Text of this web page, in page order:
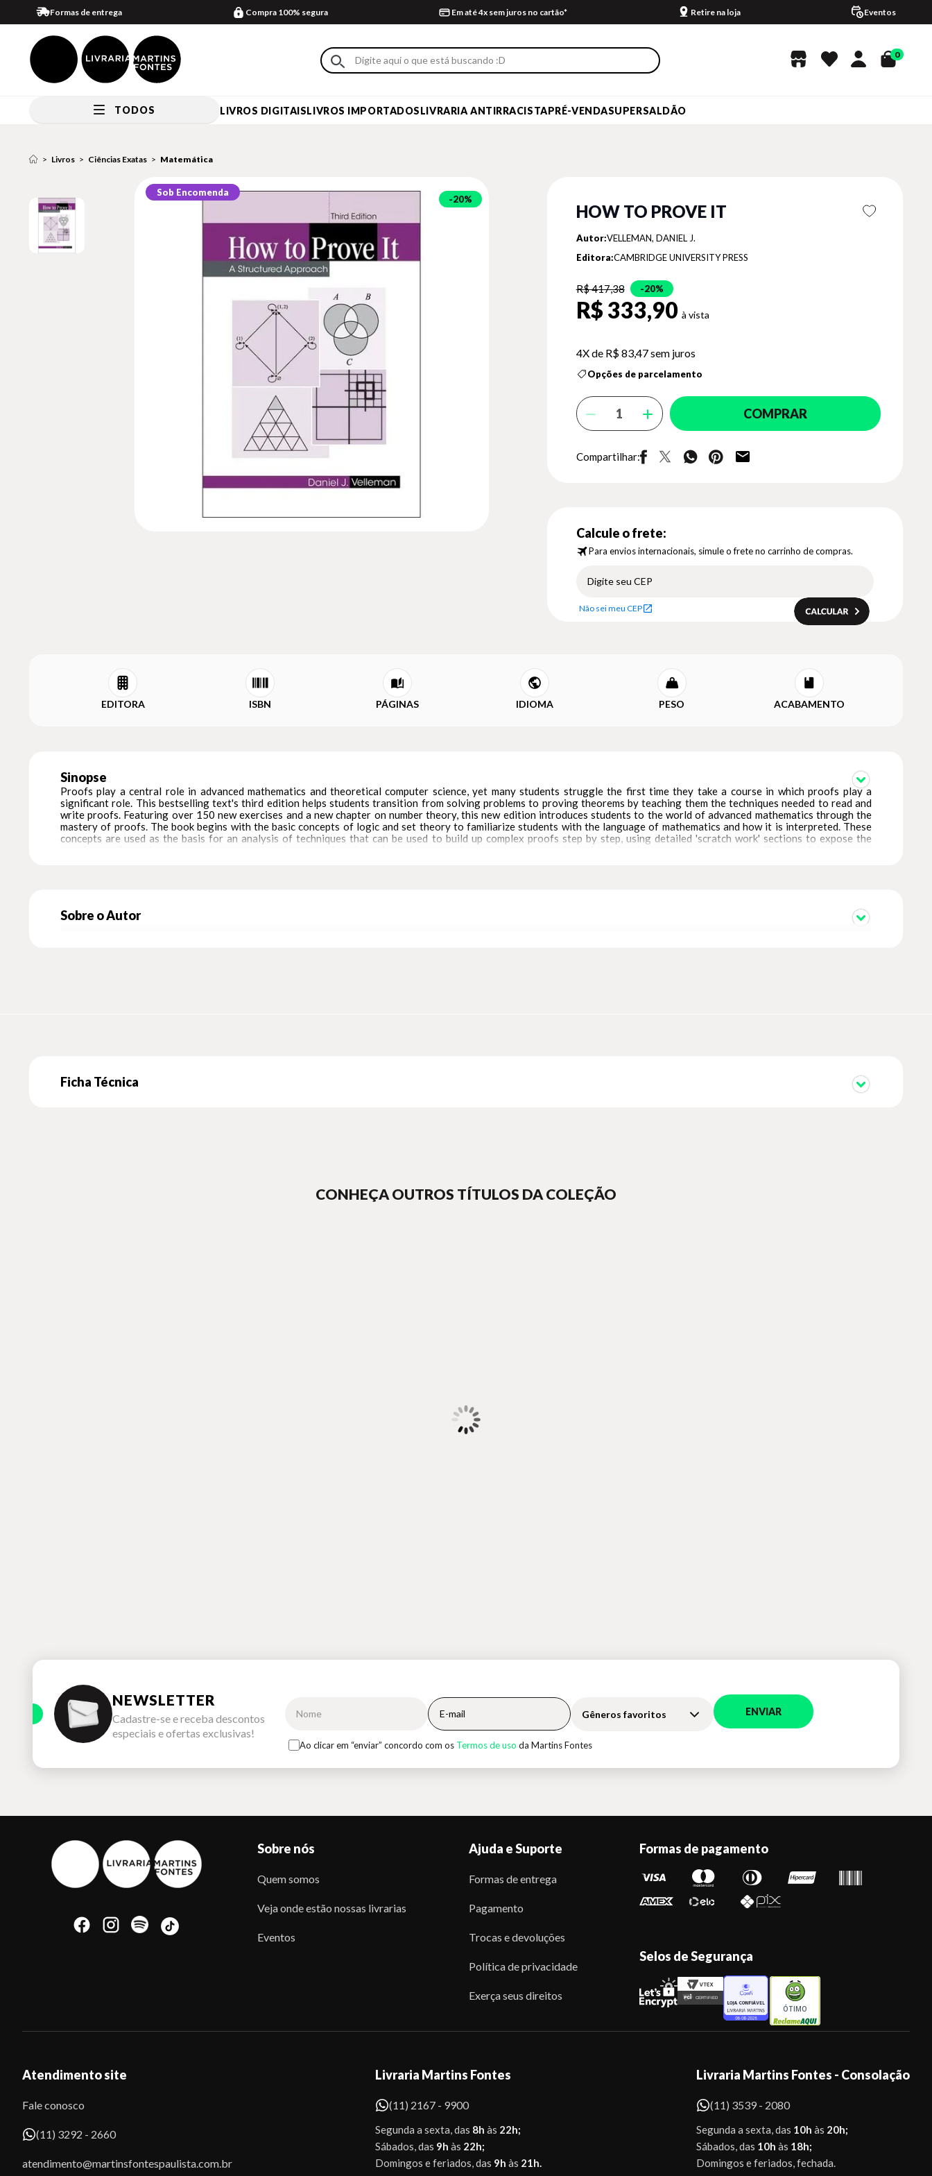
Formas de entrega Compra 100% segura Em até 4x sem juros no cartão* Retire na loja Eventos
0
TODOS LIVROS DIGITAISLIVROS IMPORTADOSLIVRARIA ANTIRRACISTAPRÉ-VENDASUPERSALDÃO
Livros Ciências Exatas Matemática
Sob Encomenda
20%
HOW TO PROVE IT
Autor:VELLEMAN, DANIEL J.
Editora:CAMBRIDGE UNIVERSITY PRESS
R$ 417,38 20%
R$ 333,90
4X de R$ 83,47sem juros
Opções de parcelamento
COMPRAR
Compartilhar:
Calcule o frete:
Para envios internacionais, simule o frete no carrinho de compras.
Não sei meu CEP
EDITORA ISBN PÁGINAS IDIOMA PESO ACABAMENTO
Sinopse
Proofs play a central role in advanced mathematics and theoretical computer science, yet many students struggle the first time they take a course in which proofs play a
significant role. This bestselling text's third edition helps students transition from solving problems to proving theorems by teaching them the techniques needed to read and
write proofs. Featuring over 150 new exercises and a new chapter on number theory, this new edition introduces students to the world of advanced mathematics through the
mastery of proofs. The book begins with the basic concepts of logic and set theory to familiarize students with the language of mathematics and how it is interpreted. These
concepts are used as the basis for an analysis of techniques that can be used to build up complex proofs step by step, using detailed 'scratch work' sections to expose the
Sobre o Autor
Ficha Técnica
CONHEÇA OUTROS TÍTULOS DA COLEÇÃO
NEWSLETTER
Cadastre-se e receba descontos
especiais e ofertas exclusivas!
Gêneros favoritos ENVIAR
Ao clicar em “enviar” concordo com os Termos de uso da Martins Fontes
Sobre nós
Quem somos
Veja onde estão nossas livrarias
Eventos
Ajuda e Suporte
Formas de entrega
Pagamento
Trocas e devoluções
Política de privacidade
Exerça seus direitos
Formas de pagamento
Selos de Segurança
ÓTIMO
Atendimento site
Fale conosco
(11) 3292 - 2660
atendimento@martinsfontespaulista.com.br
Livraria Martins Fontes
(11) 2167 - 9900
Segunda a sexta, das 8h às 22h;
Sábados, das 9h às 22h;
Domingos e feriados, das 9h às 21h.
Livraria Martins Fontes - Consolação
(11) 3539 - 2080
Segunda a sexta, das 10h às 20h;
Sábados, das 10h às 18h;
Domingos e feriados, fechada.